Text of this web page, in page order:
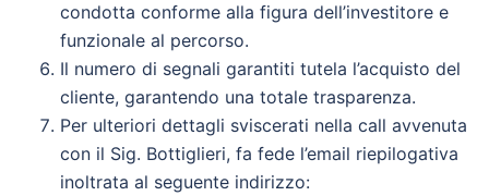
condotta conforme alla figura dell’investitore e
funzionale al percorso.
Il numero di segnali garantiti tutela l’acquisto del
cliente, garantendo una totale trasparenza.
Per ulteriori dettagli sviscerati nella call avvenuta
con il Sig. Bottiglieri, fa fede l’email riepilogativa
inoltrata al seguente indirizzo: